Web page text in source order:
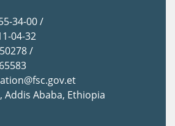
34-00 /
04-32
/
Addis Ababa, Ethiopia